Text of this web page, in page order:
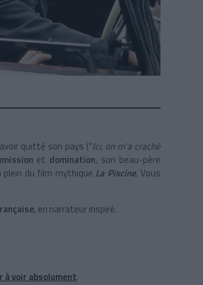
quitté son pays (“Ici, on m’a craché
et domination, son beau-père
plein du film mythique La Piscine. Vous
, en narrateur inspiré.
à voir absolument.